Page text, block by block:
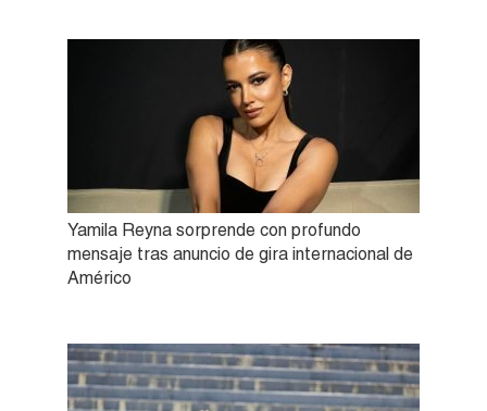
Yamila Reyna sorprende con profundo
mensaje tras anuncio de gira internacional de
Américo